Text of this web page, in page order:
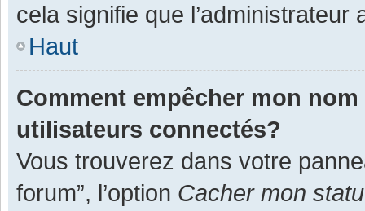
cela signifie que
Haut
Comment empêcher mon
utilisateurs connectés?
Vous trouverez dans votre
forum”, l’option Cacher mon